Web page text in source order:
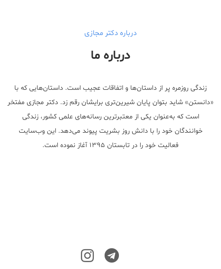
درباره دکتر مجازی
درباره ما
زندگی روزمره پر از داستان‌ها و اتفاقات عجیب است. داستان‌هایی که با
«دانستن» شاید بتوان پایان شیرین‌تری برایشان رقم زد. دکتر مجازی مفتخر
است که به‌عنوان یکی از معتبر‌ترین رسانه‌های علمی کشور، زندگی
خوانندگان خود را با دانش روز بشریت پیوند می‌دهد. این وب‌سایت
فعالیت خود را در تابستان ۱۳۹۵ آغاز نموده است.